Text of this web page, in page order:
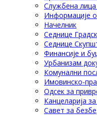
Службена
Информације
Начелник
Седнице
Седнице
Финансије и
Урбанизам
Комунални
Имовинско-
Одсек за
Канцеларија
Савет за